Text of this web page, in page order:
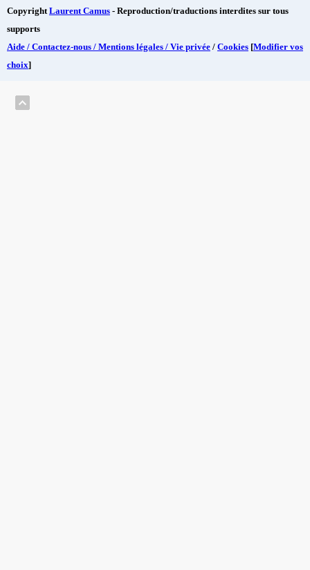
Copyright Laurent Camus - Reproduction/traductions interdites sur tous
supports
Aide / Contactez-nous / Mentions légales / Vie privée / Cookies [Modifier vos
choix]